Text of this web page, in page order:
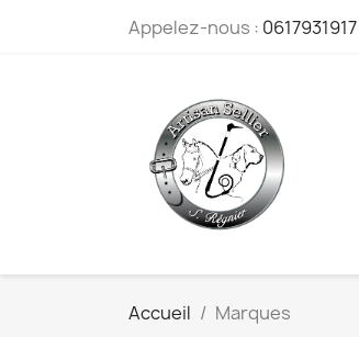
Appelez-nous : 0617931917
Accueil Marques